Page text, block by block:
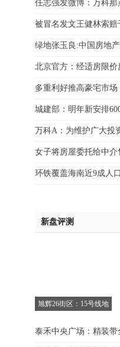
赵先生:139****8548
吴小姐:139****6438
姚先生:137****6367
黄先生:138****7263
任志强发微博：万科
被冒名发文王健林索
绿地张玉良:中国房地
北京官方：经适房限
多重利好推高豪宅市场
城建部：明年新安排
万科A：为维护广大投
女子将房屋委托给中
环铁覆盖海南近9成人
新盘评测
旭辉26街区：15号线地
泰禾中央广场：精装带